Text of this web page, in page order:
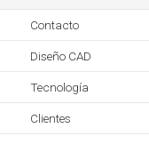
Contacto
Diseño CAD
Tecnología
Clientes